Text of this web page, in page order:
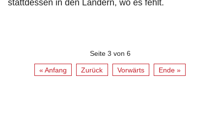
stattdessen in den Ländern, wo es fehlt.
Seite 3 von 6
« Anfang Zurück Vorwärts Ende »